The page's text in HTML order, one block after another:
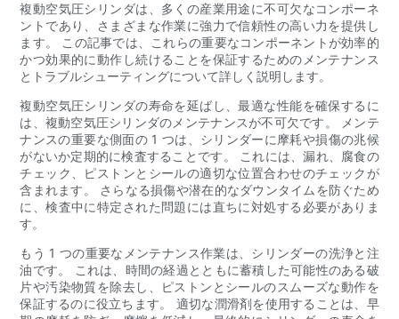
複動空気圧シリンダは、多くの産業用途に不可欠なコンポーネ
ントであり、さまざまな作業に強力で信頼性の高い力を提供し
ます。 この記事では、これらの重要なコンポーネントが効率的
かつ効果的に動作し続けることを保証するためのメンテナンス
とトラブルシューティングについて詳しく説明します。
複動空気圧シリンダの寿命を延ばし、最適な性能を確保するに
は、複動空気圧シリンダのメンテナンスが不可欠です。 メンテ
ナンスの重要な側面の 1 つは、シリンダーに摩耗や損傷の兆候
がないか定期的に検査することです。 これには、漏れ、腐食の
チェック、ピストンとシールの適切な位置合わせのチェックが
含まれます。 さらなる損傷や潜在的なダウンタイムを防ぐため
に、検査中に特定された問題には直ちに対処する必要がありま
す。
もう 1 つの重要なメンテナンス作業は、シリンダーの洗浄と注
油です。 これは、時間の経過とともに蓄積した可能性のある破
片や汚染物質を除去し、ピストンとシールのスムーズな動作を
保証するのに役立ちます。 適切な潤滑剤を使用することは、早